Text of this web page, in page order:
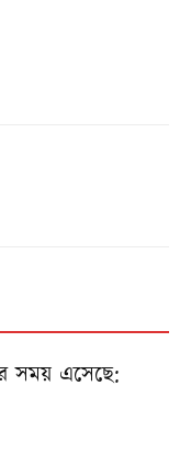
সময় এসেছে: